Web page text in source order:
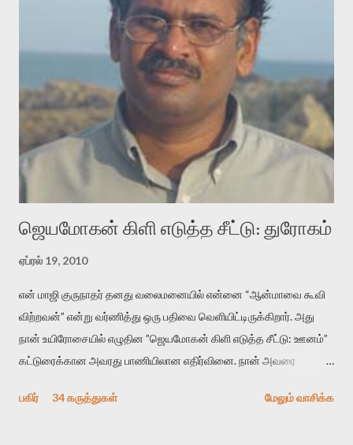
அதிகமாக்கும். கொல்லாது. ஒரு கனவை மீட்டெடுப்பதன் நோக்கம்
என்னவாக இருக்கும்? கவிதையின் அரூப இயக்கத்தை பொதுவயமாக
வடிக்க முயல்வதும் அதற்கே. கோயில் கருவறையின்
மென்வெளிச்சத்தில் நுண்பேசியின் படக்கருவியை இயக்கி சாத்தி
வைத்து விட்டு இயக்கத்தை அறிவோம். அறிதல் அபச்சாரமில்லை.
பயணப் படிமம் என்பது காக்னிடிவ் பொயடிக்ஸ் எனும் சமகால
விமர்சனத்தின் ஒரு முக்கிய கருவி. இக்கருவியை மனுஷ்யபுத்திரனின்
“காலை வணக்கங்கள்” எனும் ஒரு கவிதையில் சொருகப் போகிறோம்.
முதலில் கருவியை பழகுவோம். அன்றாட மொழியில் ஒன்று ம...
ஜெயமோகன் கிளி எடுத்த சீட்டு: துரோகம்
ஏப்ரல் 19, 2010
என் மாஜி குருநாதர் தனது வலைமனையில் என்னை “ஆன்மாவை கூவி
விற்றவன்” என்று வர்ணித்து ஒரு பதிவை வெளியிட்டிருக்கிறார். அது
நான் உயிரோசையில் எழுதின ”ஜெயமோகன் கிளி எடுத்த சீட்டு: ஊனம்”
கட்டுரைக்கான அவரது பாணியிலான எதிர்வினை. நான் அவரை
பதிவை படித்த நண்பர்கள் பலரும் அவருக்காக இரக்கப்பட்டார்கள்.
பகிர் 34 கருத்துகள் மேலும் வாசிக்க